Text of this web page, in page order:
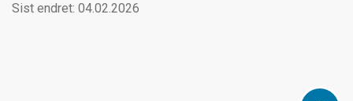
Sist endret: 04.02.2026